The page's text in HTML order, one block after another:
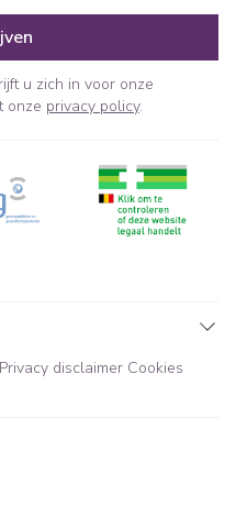
u zich in voor onze
onze privacy policy.
Privacy disclaimer Cookies